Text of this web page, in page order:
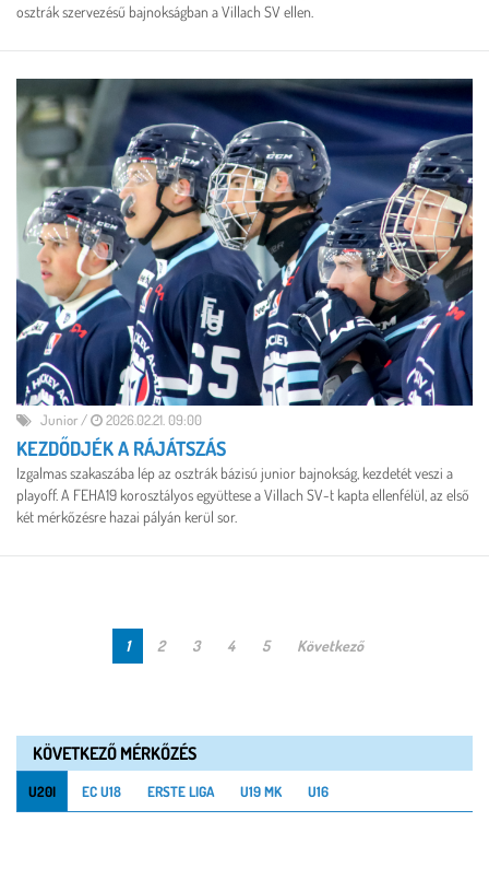
osztrák szervezésű bajnokságban a Villach SV ellen.
Junior / 2026.02.21. 09:00
KEZDŐDJÉK A RÁJÁTSZÁS
Izgalmas szakaszába lép az osztrák bázisú junior bajnokság, kezdetét veszi a
playoff. A FEHA19 korosztályos együttese a Villach SV-t kapta ellenfélül, az első
két mérkőzésre hazai pályán kerül sor.
1 2 3 4 5 Következő
KÖVETKEZŐ MÉRKŐZÉS
U20I EC U18 ERSTE LIGA U19 MK U16